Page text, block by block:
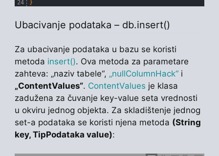
24 }
Ubacivanje podataka – db.insert()
Za ubacivanje podataka u bazu se koristi
metoda insert(). Ova metoda za parametare
zahteva: „naziv tabele“, „nullColumnHack“ i
„ContentValues“. ContentValues je klasa
zadužena za čuvanje key-value seta vrednosti
u okviru jednog objekta. Za skladištenje jednog
set-a podataka se koristi njena metoda (String
key, TipPodataka value):